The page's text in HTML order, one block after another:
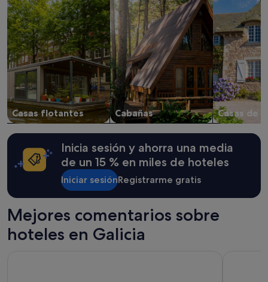
Casas flotantes Cabañas Casas de
Inicia sesión y ahorra una media
de un 15 % en miles de hoteles
Iniciar sesiónRegistrarme gratis
Mejores comentarios sobre
hoteles en Galicia